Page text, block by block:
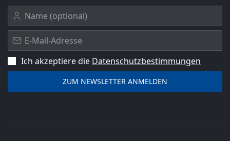
Ich akzeptiere die Datenschutz­bestimmungen